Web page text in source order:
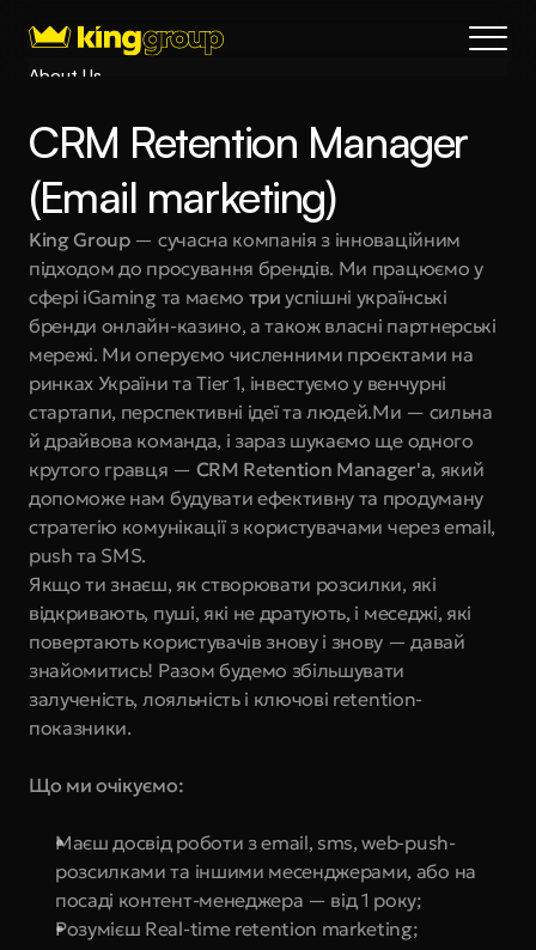
About Us
Services
Process
Coming Soon
King Interns
Legal
404
Book a call
CRM Retention Manager
(Email marketing)
King Group — сучасна компанія з інноваційним
підходом до просування брендів. Ми працюємо у
сфері iGaming та маємо три успішні українські
бренди онлайн-казино, а також власні партнерські
мережі. Ми оперуємо численними проєктами на
ринках України та Tier 1, інвестуємо у венчурні
стартапи, перспективні ідеї та людей.Ми — сильна
й драйвова команда, і зараз шукаємо ще одного
крутого гравця — CRM Retention Manager'а, який
допоможе нам будувати ефективну та продуману
стратегію комунікації з користувачами через email,
push та SMS.
Якщо ти знаєш, як створювати розсилки, які
відкривають, пуші, які не дратують, і меседжі, які
повертають користувачів знову і знову — давай
знайомитись! Разом будемо збільшувати
залученість, лояльність і ключові retention-
показники.
Що ми очікуємо:
Маєш досвід роботи з email, sms, web-push-
розсилками та іншими месенджерами, або на
посаді контент-менеджера — від 1 року;
Розумієш Real-time retention marketing;